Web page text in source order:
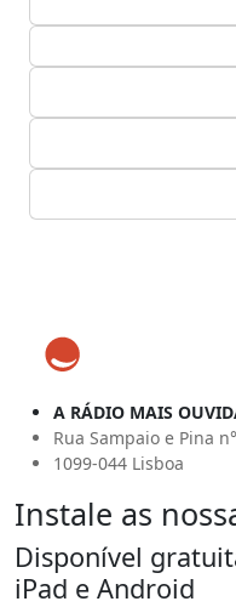
A RÁDIO MAIS
Rua Sampaio e Pina
1099-044 Lisboa
Instale as
Disponível
iPad e Android